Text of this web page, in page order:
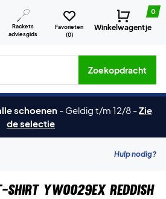
Rackets
adviesgids
Favorieten
(0)
0
Winkelwagentje
merken etc.
Zoekopdracht
schoenen - Geldig t/m 12/8 -Zie
de selectie
Hulp nodig?
shirt YW0029EX Reddish